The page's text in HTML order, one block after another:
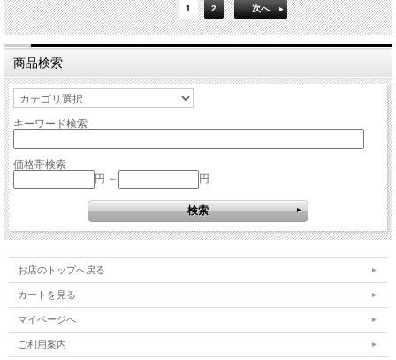
1 2 次へ
商品検索
キーワード検索
価格帯検索
円 ～
円
お店のトップへ戻る
カートを見る
マイページへ
ご利用案内